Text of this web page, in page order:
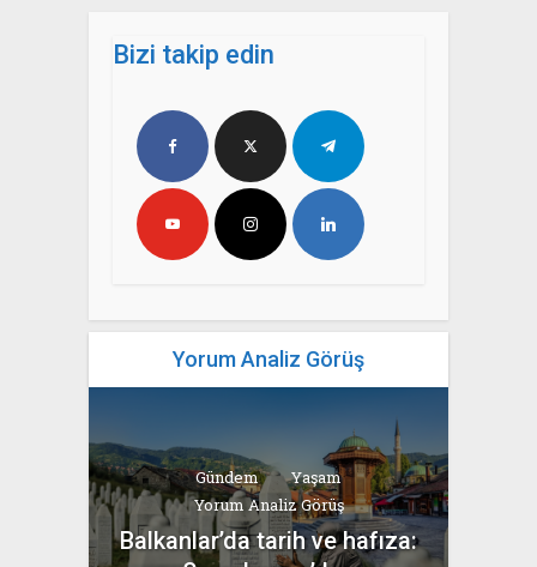
Bizi takip edin
Yorum Analiz Görüş
Gündem
Yaşam
Yorum Analiz Görüş
Balkanlar’da tarih ve hafıza: